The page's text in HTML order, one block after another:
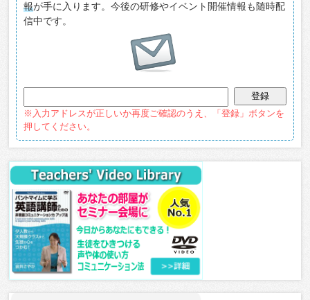
報が手に入ります。今後の研修やイベント開催情報も随時配
信中です。
※入力アドレスが正しいか再度ご確認のうえ、「登録」ボタンを
押してください。